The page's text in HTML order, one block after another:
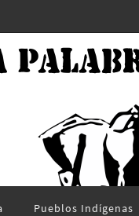
Pueblos Indí­genas